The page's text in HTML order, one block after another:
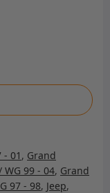
- 01 , Grand
WG 99 - 04, Grand
97 - 98, Jeep,